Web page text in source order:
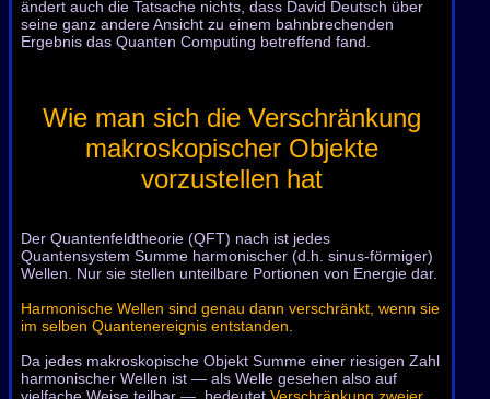
ändert auch die Tatsache nichts, dass David Deutsch über
seine ganz andere Ansicht zu einem bahnbrechenden
Ergebnis das Quanten Computing betreffend fand.
Wie man sich die Verschränkung
makroskopischer Objekte
vorzustellen hat
Der Quantenfeldtheorie (QFT) nach ist jedes
Quantensystem Summe harmonischer (d.h. sinus-förmiger)
Wellen. Nur sie stellen unteilbare Portionen von Energie dar.
Harmonische Wellen sind genau dann verschränkt, wenn sie
im selben Quantenereignis entstanden.
Da jedes makroskopische Objekt Summe einer riesigen Zahl
harmonischer Wellen ist — als Welle gesehen also auf